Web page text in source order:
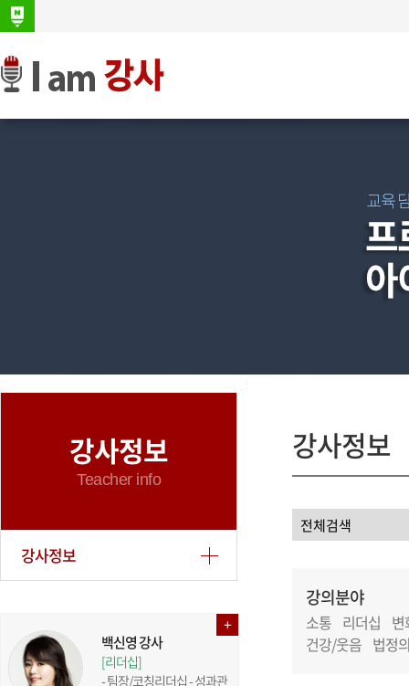
강사정보
Teacher info
강사정보
백신영 강사
[리더십]
- 팀장/코칭리더십 - 성과관
강사정보
강의분야
소통 리더십
건강/웃음 법정